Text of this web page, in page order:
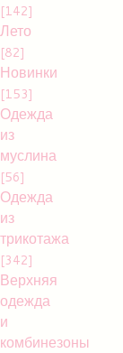
[142]
Лето
[82]
Новинки
[153]
Одежда
из
муслина
[56]
Одежда
из
трикотажа
[342]
Верхняя
одежда
и
комбинезоны